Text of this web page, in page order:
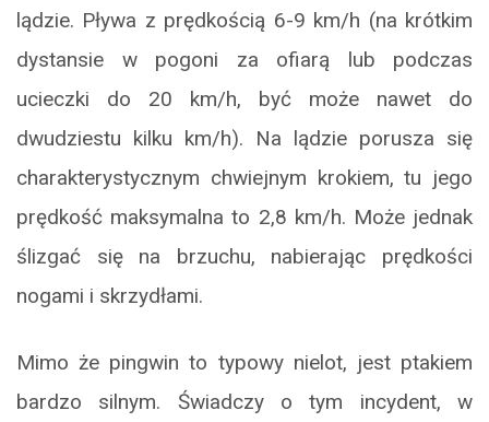
lądzie. Pływa z prędkością 6-9 km/h (na krótkim
dystansie w pogoni za ofiarą lub podczas
ucieczki do 20 km/h, być może nawet do
dwudziestu kilku km/h). Na lądzie porusza się
charakterystycznym chwiejnym krokiem, tu jego
prędkość maksymalna to 2,8 km/h. Może jednak
ślizgać się na brzuchu, nabierając prędkości
nogami i skrzydłami.
Mimo że pingwin to typowy nielot, jest ptakiem
bardzo silnym. Świadczy o tym incydent, w